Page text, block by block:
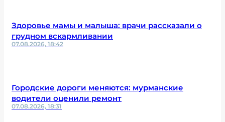
Здоровье мамы и малыша: врачи рассказали о
грудном вскармливании
07.08.2026, 18:42
Городские дороги меняются: мурманские
водители оценили ремонт
07.08.2026, 18:31